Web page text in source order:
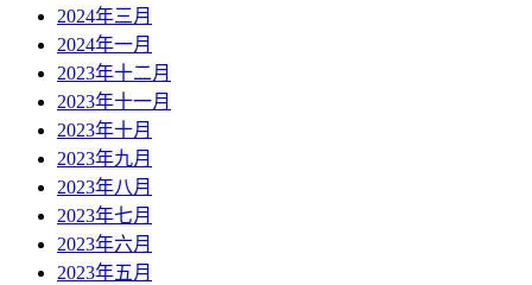
2024年三月
2024年一月
2023年十二月
2023年十一月
2023年十月
2023年九月
2023年八月
2023年七月
2023年六月
2023年五月